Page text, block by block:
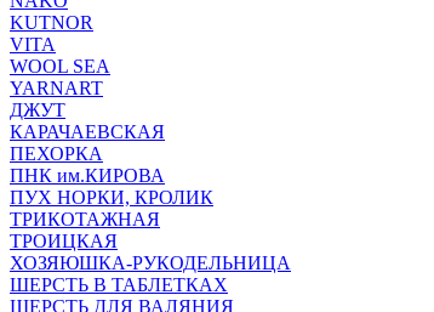
KUTNOR
VITA
WOOL SEA
YARNART
ДЖУТ
КАРАЧАЕВСКАЯ
ПЕХОРКА
ПНК им.КИРОВА
ПУХ НОРКИ, КРОЛИК
ТРИКОТАЖНАЯ
ТРОИЦКАЯ
ХОЗЯЮШКА-РУКОДЕЛЬНИЦА
ШЕРСТЬ В ТАБЛЕТКАХ
ШЕРСТЬ ДЛЯ ВАЛЯНИЯ